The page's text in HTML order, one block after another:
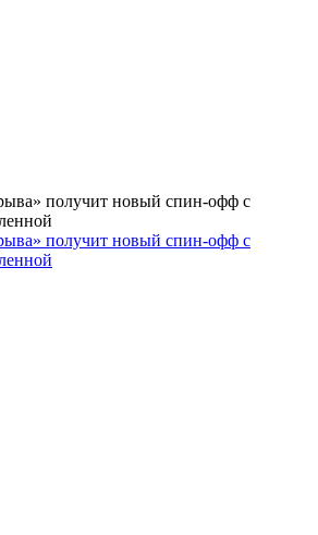
получит новый спин-офф с
получит новый спин-офф с